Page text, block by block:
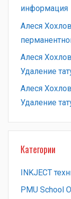
информация
Алеся
Алеся
Удаление
Алеся
Удаление
Категории
INKJECT
PMU School